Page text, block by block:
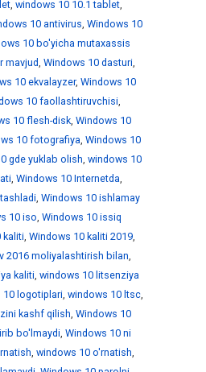
, windows 10 10.1 tablet,
10 antivirus, Windows 10
10 bo'yicha mutaxassis
mavjud, Windows 10 dasturi,
10 ekvalayzer, Windows 10
10 faollashtiruvchisi,
10 flesh-disk, Windows 10
10 fotografiya, Windows 10
gde yuklab olish, windows 10
, Windows 10 Internetda,
, Windows 10 ishlamay
10 iso, Windows 10 issiq
kaliti, Windows 10 kaliti 2019,
2016 moliyalashtirish bilan,
kaliti, windows 10 litsenziya
10 logotiplari, windows 10 ltsc,
kashf qilish, Windows 10
bo'lmaydi, Windows 10 ni
, windows 10 o'rnatish,